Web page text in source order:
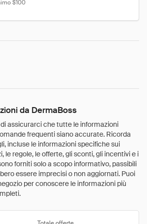
$100
da DermaBoss
assicurarci che tutte le informazioni
frequenti siano accurate. Ricorda
incluse le informazioni specifiche sui
le regole, le offerte, gli sconti, gli incentivi e i
forniti solo a scopo informativo, passibili
essere imprecisi o non aggiornati. Puoi
per conoscere le informazioni più